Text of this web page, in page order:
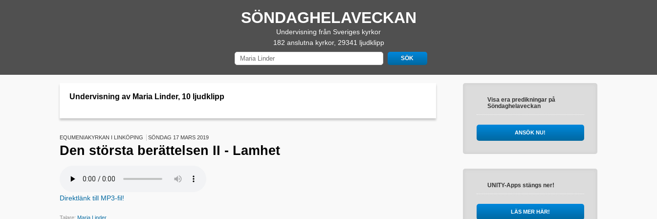
SÖNDAGHELAVECKAN
Undervisning från Sveriges kyrkor
182 anslutna kyrkor, 29341 ljudklipp
Undervisning av Maria Linder, 10 ljudklipp
EQUMENIAKYRKAN I LINKÖPING SÖNDAG 17 MARS 2019
Den största berättelsen II - Lamhet
Direktlänk till MP3-fil!
Talare: Maria Linder
Visa era predikningar på
Söndaghelaveckan
ANSÖK NU!
UNITY-Apps stängs ner!
LÄS MER HÄR!